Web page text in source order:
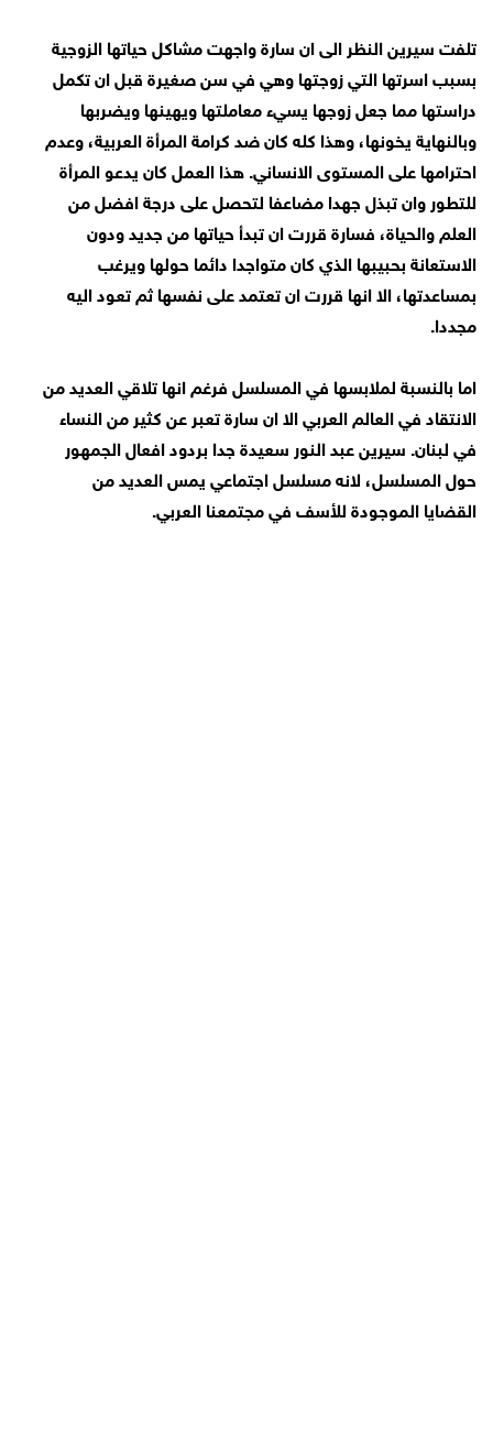
تلفت سيرين النظر الى ان سارة واجهت مشاكل حياتها الزوجية
بسبب اسرتها التي زوجتها وهي في سن صغيرة قبل ان تكمل
دراستها مما جعل زوجها يسيء معاملتها ويهينها ويضربها
وبالنهاية يخونها، وهذا كله كان ضد كرامة المرأة العربية، وعدم
احترامها على المستوى الانساني. هذا العمل كان يدعو المرأة
للتطور وان تبذل جهدا مضاعفا لتحصل على درجة افضل من
العلم والحياة، فسارة قررت ان تبدأ حياتها من جديد ودون
الاستعانة بحبيبها الذي كان متواجدا دائما حولها ويرغب
بمساعدتها، الا انها قررت ان تعتمد على نفسها ثم تعود اليه
مجددا.
اما بالنسبة لملابسها في المسلسل فرغم انها تلاقي العديد من
الانتقاد في العالم العربي الا ان سارة تعبر عن كثير من النساء
في لبنان. سيرين عبد النور سعيدة جدا بردود افعال الجمهور
حول المسلسل، لانه مسلسل اجتماعي يمس العديد من
القضايا الموجودة للأسف في مجتمعنا العربي.